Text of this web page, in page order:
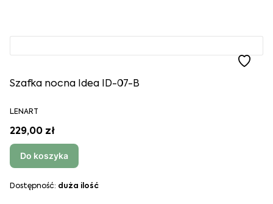
Szafka nocna Idea ID-07-B
LENART
229,00 zł
Do koszyka
Dostępność: duża ilość